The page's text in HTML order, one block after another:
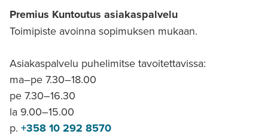
Premius Kuntoutus asiakaspalvelu
Toimipiste avoinna sopimuksen mukaan.
Asiakaspalvelu puhelimitse tavoitettavissa:
ma–pe 7.30–18.00
pe 7.30–16.30
la 9.00–15.00
p. +358 10 292 8570